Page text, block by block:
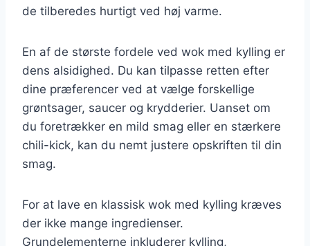
de tilberedes hurtigt ved høj varme.
En af de største fordele ved wok med kylling er
dens alsidighed. Du kan tilpasse retten efter
dine præferencer ved at vælge forskellige
grøntsager, saucer og krydderier. Uanset om
du foretrækker en mild smag eller en stærkere
chili-kick, kan du nemt justere opskriften til din
smag.
For at lave en klassisk wok med kylling kræves
der ikke mange ingredienser.
Grundelementerne inkluderer kylling,